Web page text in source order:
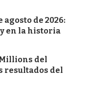
agosto de 2026:
en la historia
del
resultados del